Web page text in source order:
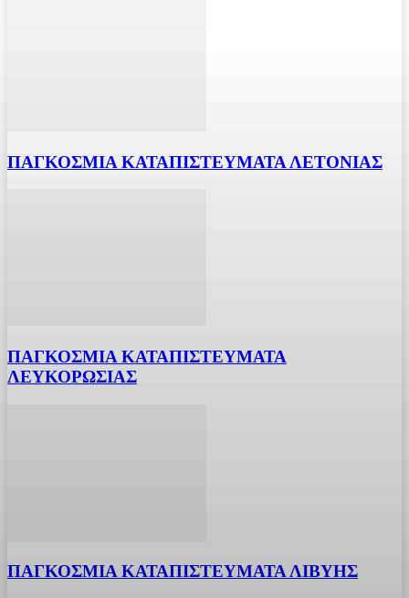
ΠΑΓΚΟΣΜΙΑ ΚΑΤΑΠΙΣΤΕΥΜΑΤΑ ΛΕΤΟΝΙΑΣ
ΠΑΓΚΟΣΜΙΑ ΚΑΤΑΠΙΣΤΕΥΜΑΤΑ
ΛΕΥΚΟΡΩΣΙΑΣ
ΠΑΓΚΟΣΜΙΑ ΚΑΤΑΠΙΣΤΕΥΜΑΤΑ ΛΙΒΥΗΣ